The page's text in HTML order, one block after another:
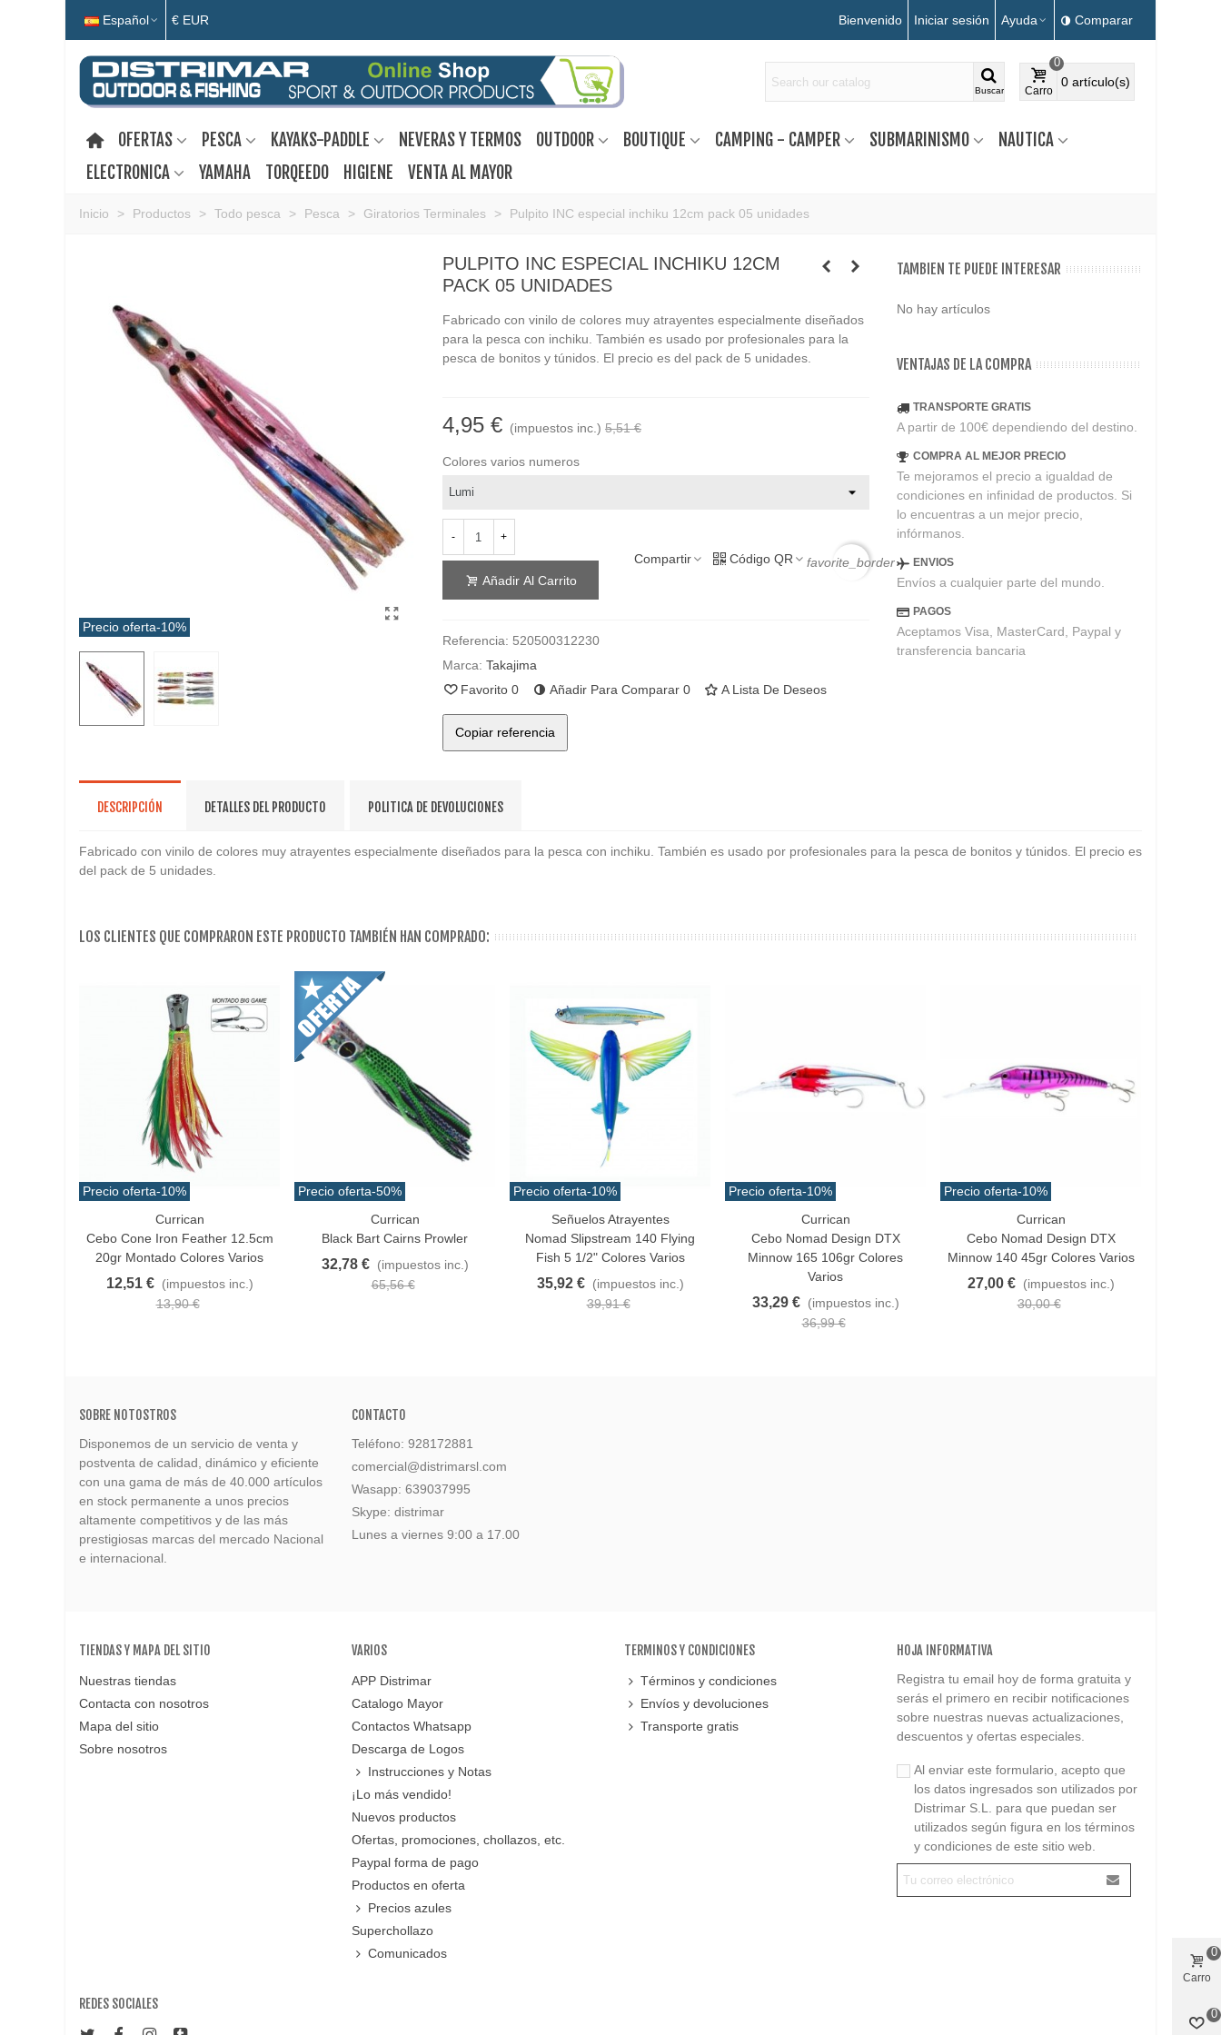
Español € EUR Bienvenido Iniciar sesión Ayuda Comparar
Buscar Carro
0
0 artículo(s)
OFERTAS PESCA KAYAKS-PADDLE NEVERAS Y TERMOS OUTDOOR BOUTIQUE CAMPING - CAMPER SUBMARINISMO
NAUTICA
ELECTRONICA
YAMAHA TORQEEDO HIGIENE VENTA AL MAYOR
Inicio > Productos > Todo pesca > Pesca > Giratorios Terminales > Pulpito INC especial inchiku 12cm pack 05 unidades
Precio oferta-10%
PULPITO INC ESPECIAL INCHIKU 12CM
PACK 05 UNIDADES
Fabricado con vinilo de colores muy atrayentes especialmente diseñados
para la pesca con inchiku. También es usado por profesionales para la
pesca de bonitos y túnidos. El precio es del pack de 5 unidades.
4,95 € (impuestos inc.) 5,51 €
Colores varios numeros
- +
Añadir Al Carrito
Compartir Código QR favorite_border
Referencia: 520500312230
Marca: Takajima
Favorito 0 Añadir Para Comparar 0 A Lista De Deseos
Copiar referencia
TAMBIEN TE PUEDE INTERESAR
No hay artículos
VENTAJAS DE LA COMPRA
TRANSPORTE GRATIS
A partir de 100€ dependiendo del destino.
COMPRA AL MEJOR PRECIO
Te mejoramos el precio a igualdad de
condiciones en infinidad de productos. Si
lo encuentras a un mejor precio,
infórmanos.
ENVIOS
Envíos a cualquier parte del mundo.
PAGOS
Aceptamos Visa, MasterCard, Paypal y
transferencia bancaria
DESCRIPCIÓN DETALLES DEL PRODUCTO POLITICA DE DEVOLUCIONES
Fabricado con vinilo de colores muy atrayentes especialmente diseñados para la pesca con inchiku. También es usado por profesionales para la pesca de bonitos y túnidos. El precio es
del pack de 5 unidades.
LOS CLIENTES QUE COMPRARON ESTE PRODUCTO TAMBIÉN HAN COMPRADO:
Precio oferta-10%
FavoritoCurrican
Cebo Cone Iron Feather 12.5cm
20gr Montado Colores Varios
12,51 € (impuestos inc.)
13,90 €
Precio oferta-50%
FavoritoCurrican
Black Bart Cairns Prowler
32,78 € (impuestos inc.)
65,56 €
Precio oferta-10%
Favorito
Señuelos Atrayentes
Nomad Slipstream 140 Flying
Fish 5 1/2" Colores Varios
35,92 € (impuestos inc.)
39,91 €
Precio oferta-10%
FavoritoCurrican
Cebo Nomad Design DTX
Minnow 165 106gr Colores
Varios
33,29 € (impuestos inc.)
36,99 €
Precio oferta-10%
FavoritoCurrican
Cebo Nomad Design DTX
Minnow 140 45gr Colores Varios
27,00 € (impuestos inc.)
30,00 €
SOBRE NOTOSTROS
Disponemos de un servicio de venta y
postventa de calidad, dinámico y eficiente
con una gama de más de 40.000 artículos
en stock permanente a unos precios
altamente competitivos y de las más
prestigiosas marcas del mercado Nacional
e internacional.
CONTACTO
Teléfono: 928172881
comercial@distrimarsl.com
Wasapp: 639037995
Skype: distrimar
Lunes a viernes 9:00 a 17.00
TIENDAS Y MAPA DEL SITIO
Nuestras tiendas
Contacta con nosotros
Mapa del sitio
Sobre nosotros
VARIOS
APP Distrimar
Catalogo Mayor
Contactos Whatsapp
Descarga de Logos
Instrucciones y Notas
¡Lo más vendido!
Nuevos productos
Ofertas, promociones, chollazos, etc.
Paypal forma de pago
Productos en oferta
Precios azules
Superchollazo
Comunicados
TERMINOS Y CONDICIONES
Términos y condiciones
Envíos y devoluciones
Transporte gratis
HOJA INFORMATIVA
Registra tu email hoy de forma gratuita y
serás el primero en recibir notificaciones
sobre nuestras nuevas actualizaciones,
descuentos y ofertas especiales.
Al enviar este formulario, acepto que
los datos ingresados son utilizados por
Distrimar S.L. para que puedan ser
utilizados según figura en los términos
y condiciones de este sitio web.
REDES SOCIALES
Carro
0
0